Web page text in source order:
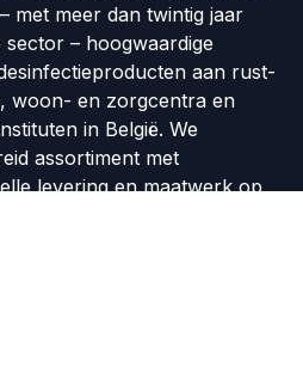
met meer dan twintig jaar
– hoogwaardige
aan rust-
woon- en zorgcentra en
in België. We
assortiment met
levering en maatwerk op